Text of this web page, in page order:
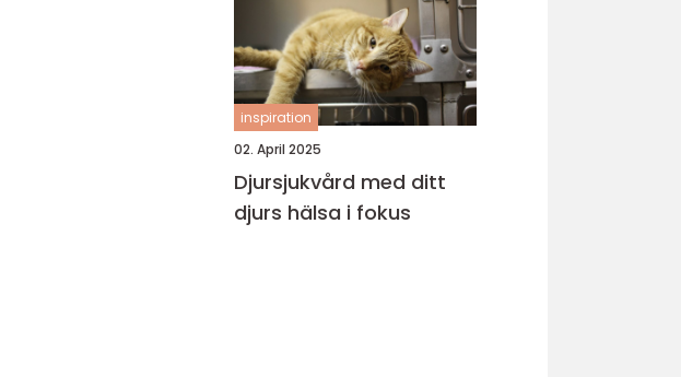
inspiration
02. April 2025
Djursjukvård med ditt
djurs hälsa i fokus